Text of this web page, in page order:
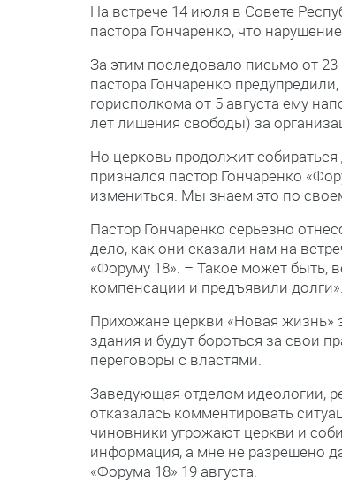
На встрече 14 июля в Совете
пастора Гончаренко, что
За этим последовало письмо от
пастора Гончаренко
горисполкома от 5 августа ему
лет лишения свободы) за
Но церковь продолжит
признался пастор Гончаренко
измениться. Мы знаем это по
Пастор Гончаренко серьезно
дело, как они сказали нам на
«Форуму 18». – Такое может быть,
компенсации и предъявили долги».
Прихожане церкви «Новая жизнь»
здания и будут бороться за свои
переговоры с властями.
Заведующая отделом идеологии,
отказалась комментировать
чиновники угрожают церкви и
информация, а мне не разрешено
«Форума 18» 19 августа.